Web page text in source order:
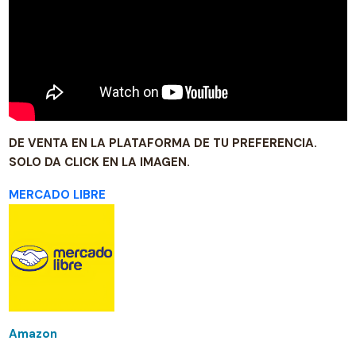
DE VENTA EN LA PLATAFORMA DE TU PREFERENCIA.
SOLO DA CLICK EN LA IMAGEN.
MERCADO LIBRE
Amazon